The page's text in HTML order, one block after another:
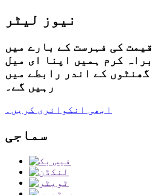
نیوز لیٹر
کی فہرست کے بارے میں
کرم ہمیں اپنا ای میل
چھوڑیں اور ہم 24 گھنٹوں کے اندر رابطے میں
رہیں گے۔
ابھی انکوائری کریں۔
سماجی